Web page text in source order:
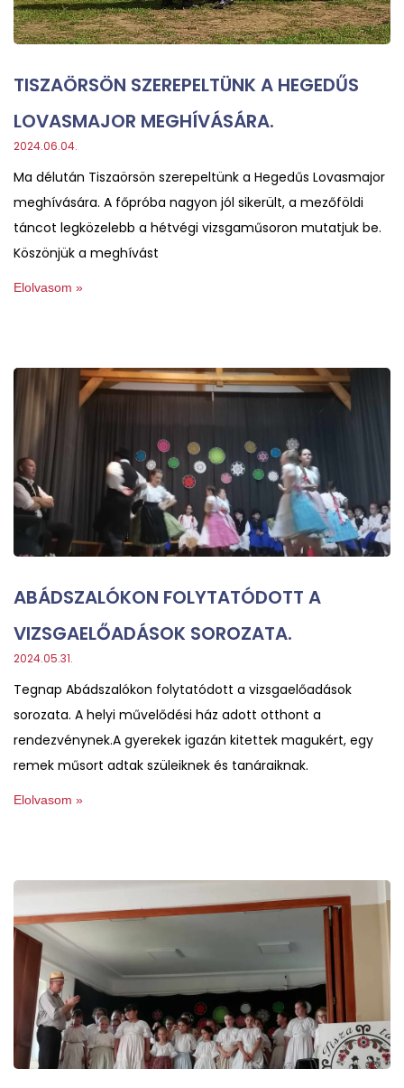
TISZAÖRSÖN SZEREPELTÜNK A HEGEDŰS
LOVASMAJOR MEGHÍVÁSÁRA.
2024.06.04.
Ma délután Tiszaörsön szerepeltünk a Hegedűs Lovasmajor
meghívására. A főpróba nagyon jól sikerült, a mezőföldi
táncot legközelebb a hétvégi vizsgaműsoron mutatjuk be.
Köszönjük a meghívást
Elolvasom »
ABÁDSZALÓKON FOLYTATÓDOTT A
VIZSGAELŐADÁSOK SOROZATA.
2024.05.31.
Tegnap Abádszalókon folytatódott a vizsgaelőadások
sorozata. A helyi művelődési ház adott otthont a
rendezvénynek.A gyerekek igazán kitettek magukért, egy
remek műsort adtak szüleiknek és tanáraiknak.
Elolvasom »